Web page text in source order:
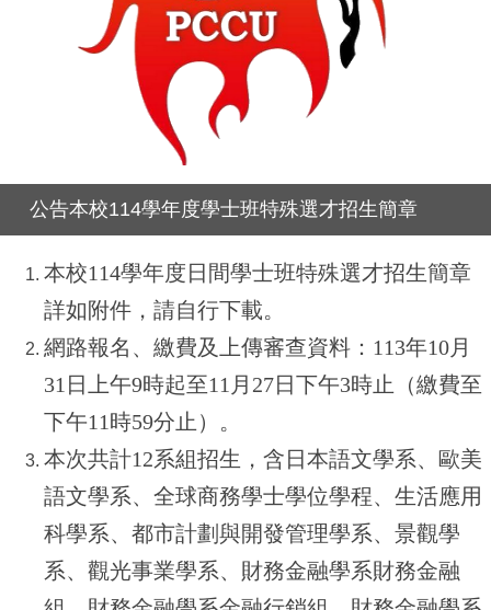
公告本校114學年度學士班特殊選才招生簡章
本校114學年度日間學士班特殊選才招生簡章
詳如附件，請自行下載。
網路報名、繳費及上傳審查資料：113年10月
31日上午9時起至11月27日下午3時止（繳費至
下午11時59分止）。
本次共計12系組招生，含日本語文學系、歐美
語文學系、全球商務學士學位學程、生活應用
科學系、都市計劃與開發管理學系、景觀學
系、觀光事業學系、財務金融學系財務金融